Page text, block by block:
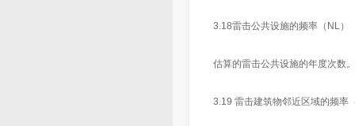
3.18雷击公共设施的频率（NL
估算的雷击公共设施的年度次数。
3.19 雷击建筑物邻近区域的频